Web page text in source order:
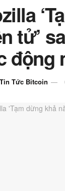
tử’
động
Tin Tức Bitcoin